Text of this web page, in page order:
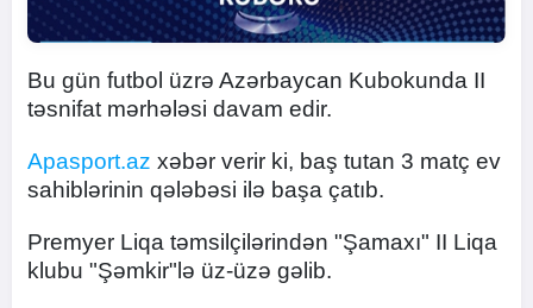
Bu gün futbol üzrə Azərbaycan Kubokunda II
təsnifat mərhələsi davam edir.
Apasport.az xəbər verir ki, baş tutan 3 matç ev
sahiblərinin qələbəsi ilə başa çatıb.
Premyer Liqa təmsilçilərindən "Şamaxı" II Liqa
klubu "Şəmkir"lə üz-üzə gəlib.